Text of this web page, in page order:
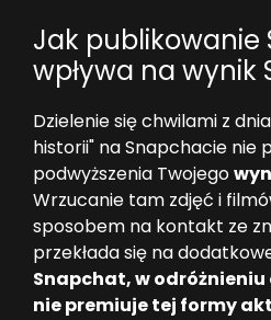
Jak publikowanie
wpływa na wynik
Dzielenie się chwilami z
historii" na Snapchacie nie
podwyższenia Twojego
Wrzucanie tam zdjęć i
sposobem na kontakt ze
przekłada się na
Snapchat, w
nie premiuje tej formy